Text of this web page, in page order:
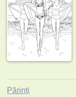
Părinți